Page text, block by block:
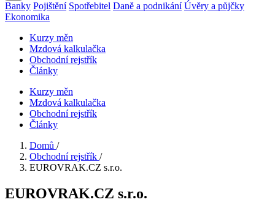
Banky Pojištění Spotřebitel Daně a podnikání Úvěry a půjčky
Ekonomika
Kurzy měn
Mzdová kalkulačka
Obchodní rejstřík
Články
Kurzy měn
Mzdová kalkulačka
Obchodní rejstřík
Články
Domů /
Obchodní rejstřík /
EUROVRAK.CZ s.r.o.
EUROVRAK.CZ s.r.o.